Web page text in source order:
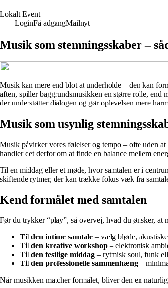
Lokalt Event
LoginFå adgangMailnyt
Musik som stemningsskaber –
Musik kan mere end blot at underholde – den kan
aften, spiller baggrundsmusikken en større rolle, end
der understøtter dialogen og gør oplevelsen mere
Musik som usynlig
Musik påvirker vores følelser og tempo – ofte uden
handler det derfor om at finde en balance mellem
Til en middag eller et møde, hvor samtalen er i
skiftende rytmer, der kan trække fokus væk fra
Kend formålet med samtalen
Før du trykker “play”, så overvej, hvad du ønsker, at
Til den intime samtale – vælg bløde,
Til den kreative workshop – elektronisk
Til den festlige middag – rytmisk soul, funk
Til den professionelle sammenhæng –
Når musikken matcher formålet, bliver den en